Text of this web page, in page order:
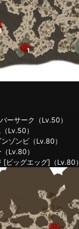
サーク（Lv.50）
Lv.50）
ンビ（Lv.80）
Lv.80）
ッグエッグ]（Lv.80）